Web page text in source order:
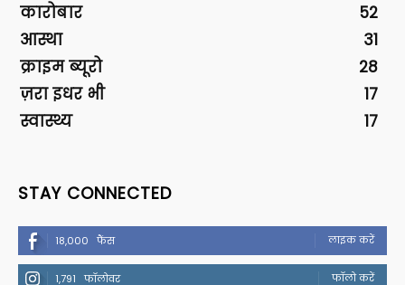
कारोबार
52
आस्था
31
क्राइम ब्यूरो
28
ज़रा इधर भी
17
स्वास्थ्य
17
STAY CONNECTED
18,000 फैंस लाइक करें
1,791 फॉलोवर फॉलो करें